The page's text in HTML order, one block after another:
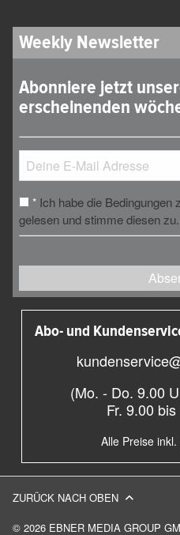
Weekly Newsletter
Abonniere jetzt
erscheinenden
* Ich habe die Bedingungen
gelesen und stimme diesen zu.
Abo- und
(Mo. - Do. 9.00
Fr. 9.00
Alle Preise
© 2026 EBNER MEDIA GROUP
ZURÜCK NACH OBEN